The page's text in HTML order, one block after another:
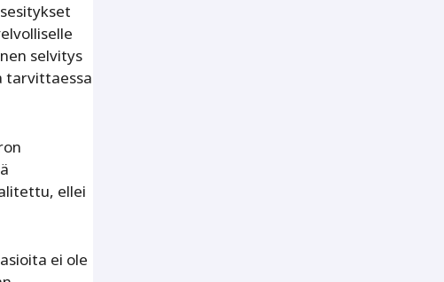
selvitys
tarvittaessa
ellei
ei ole